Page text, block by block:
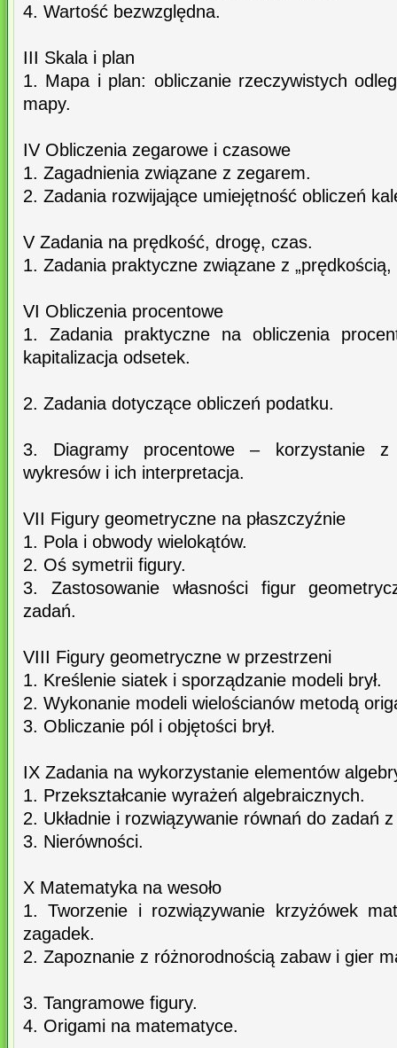
4. Wartość bezwzględna.
III Skala i plan
1. Mapa i plan: obliczanie rzeczywistych
mapy.
IV Obliczenia zegarowe i czasowe
1. Zagadnienia związane z zegarem.
2. Zadania rozwijające umiejętność obliczeń
V Zadania na prędkość, drogę, czas.
1. Zadania praktyczne związane z
VI Obliczenia procentowe
1. Zadania praktyczne na obliczenia
kapitalizacja odsetek.
2. Zadania dotyczące obliczeń podatku.
3. Diagramy procentowe – korzystanie z
wykresów i ich interpretacja.
VII Figury geometryczne na płaszczyźnie
1. Pola i obwody wielokątów.
2. Oś symetrii figury.
3. Zastosowanie własności figur
zadań.
VIII Figury geometryczne w przestrzeni
1. Kreślenie siatek i sporządzanie modeli brył.
2. Wykonanie modeli wielościanów metodą
3. Obliczanie pól i objętości brył.
IX Zadania na wykorzystanie elementów
1. Przekształcanie wyrażeń algebraicznych.
2. Układnie i rozwiązywanie równań do zadań
3. Nierówności.
X Matematyka na wesoło
1. Tworzenie i rozwiązywanie krzyżówek
zagadek.
2. Zapoznanie z różnorodnością zabaw i gier
3. Tangramowe figury.
4. Origami na matematyce.